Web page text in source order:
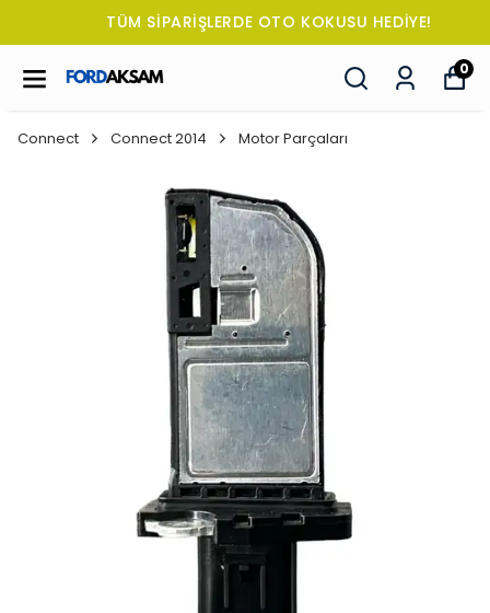
TÜM SİPARİŞLERDE OTO KOKUSU HEDİYE!
0
Connect Connect 2014 Motor Parçaları